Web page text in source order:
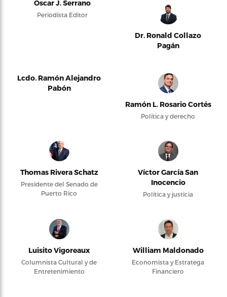
Oscar J. Serrano
Periodista Editor
Dr. Ronald Collazo
Pagán
Lcdo. Ramón Alejandro
Pabón
Ramón L. Rosario Cortés
Política y derecho
Thomas Rivera Schatz
Presidente del Senado de
Puerto Rico
Víctor García San
Inocencio
Política y justicia
Luisito Vigoreaux
Columnista Cultural y de
Entretenimiento
William Maldonado
Economista y Estratega
Financiero